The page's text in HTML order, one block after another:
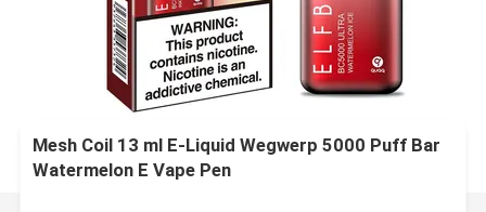
Mesh Coil 13 ml E-Liquid Wegwerp 5000 Puff Bar
Watermelon E Vape Pen